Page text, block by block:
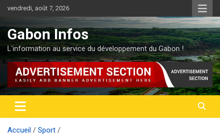
contenu
vendredi, août 7, 2026
Gabon Infos
L'information au service du développement du Gabon !
Accueil
Sport